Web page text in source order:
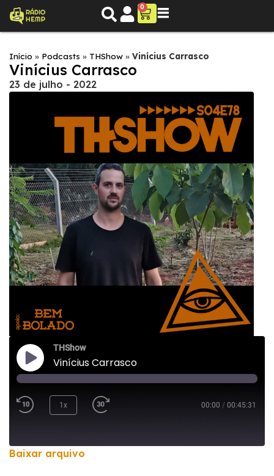
0
Início » Podcasts » THShow » Vinícius Carrasco
Vinícius Carrasco
23 de julho - 2022
THShow
Vinícius Carrasco
1x 00:00 / 00:45:31
Baixar arquivo